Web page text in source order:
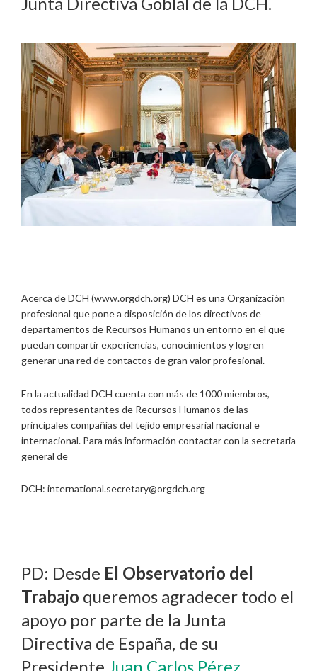
Acerca de DCH (www.orgdch.org) DCH es una Organización
profesional que pone a disposición de los directivos de
departamentos de Recursos Humanos un entorno en el que
puedan compartir experiencias, conocimientos y logren
generar una red de contactos de gran valor profesional.
En la actualidad DCH cuenta con más de 1000 miembros,
todos representantes de Recursos Humanos de las
principales compañías del tejido empresarial nacional e
internacional. Para más información contactar con la secretaria
general de
DCH: international.secretary@orgdch.org
PD: Desde El Observatorio del
Trabajo queremos agradecer todo el
apoyo por parte de la Junta
Directiva de España, de su
Presidente Juan Carlos Pérez